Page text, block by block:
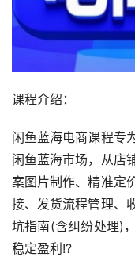
课程介绍：
闲鱼蓝海电商课程专
闲鱼蓝海市场，从店
案图片制作、精准定
接、发货流程管理、
坑指南(含纠纷处理)
稳定盈利!?